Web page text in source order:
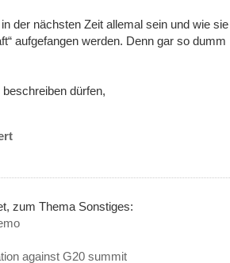
der nächsten Zeit allemal sein und wie sie
aufgefangen werden. Denn gar so dumm
dürfen,
zum Thema Sonstiges:
against G20 summit